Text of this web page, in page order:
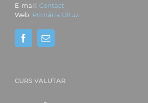
E-mail: Contact
Web: Primăria Oituz
CURS VALUTAR